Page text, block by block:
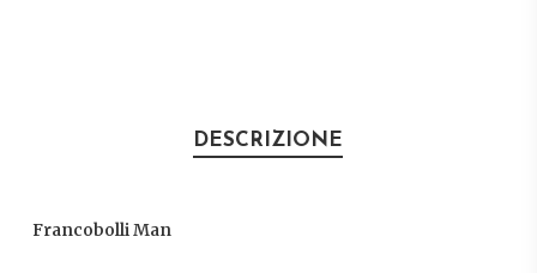
DESCRIZIONE
Francobolli Man